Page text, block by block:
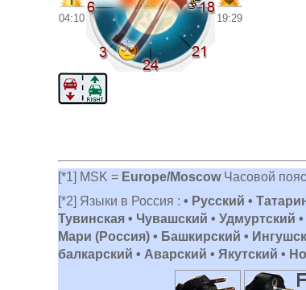
04:10 19:29
[*1] MSK = Europe/MoscowЧасовой пояс
[*2] Языки в Россия : • Русский •
Тувинская • Чувашский • Удмуртский
Мари (Россия) • Башкирский •
балкарский • Аварский • Якутский •